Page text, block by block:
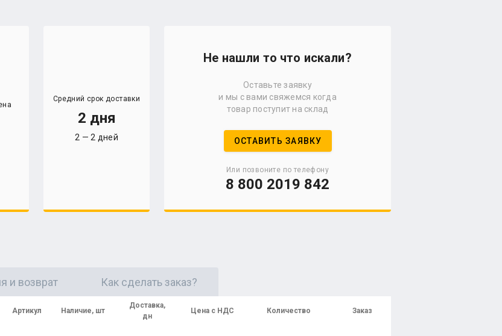
Средний срок доставки
2 дня
2 — 2 дней
Не нашли то что искали?
Оставьте заявку
и мы с вами свяжемся когда
товар поступит на склад
ОСТАВИТЬ ЗАЯВКУ
Или позвоните по телефону
8 800 2019 842
и возврат Как сделать заказ?
Артикул Наличие, шт
Доставка,
дн
Цена с НДС Количество Заказ